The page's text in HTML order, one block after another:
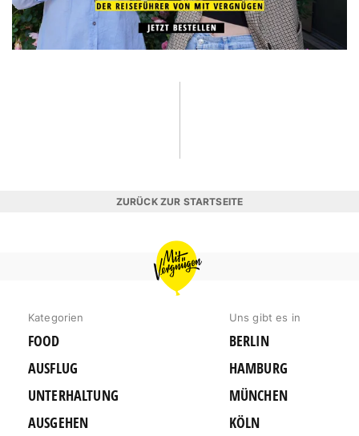
ZURÜCK ZUR STARTSEITE
MIT
VERGNÜGEN
HAMBURG
Kategorien
FOOD
AUSFLUG
UNTERHALTUNG
AUSGEHEN
Uns gibt es in
BERLIN
HAMBURG
MÜNCHEN
KÖLN